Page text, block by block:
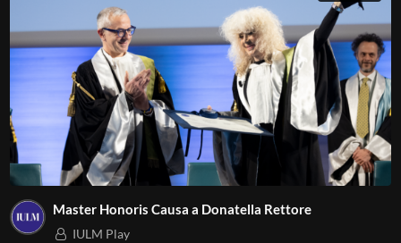
Master Honoris Causa a Donatella Rettore
IULM Play